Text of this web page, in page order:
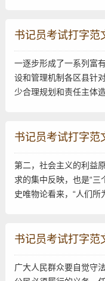
书记员考试打字范
一逐步形成了一系列富
设和管理机制各区县针
少合理规划和责任主体
书记员考试打字范
第二，社会主义的利益
求的集中反映，也是“
史唯物论看来，“人们所
书记员考试打字范
广大人民群众要自觉守